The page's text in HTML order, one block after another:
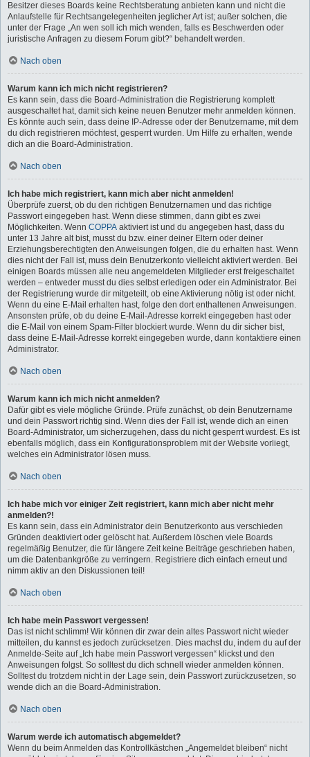
Besitzer dieses Boards keine Rechtsberatung anbieten kann und nicht die
Anlaufstelle für Rechtsangelegenheiten jeglicher Art ist; außer solchen, die
unter der Frage „An wen soll ich mich wenden, falls es Beschwerden oder
juristische Anfragen zu diesem Forum gibt?“ behandelt werden.
Nach oben
Warum kann ich mich nicht registrieren?
Es kann sein, dass die Board-Administration die Registrierung komplett
ausgeschaltet hat, damit sich keine neuen Benutzer mehr anmelden können.
Es könnte auch sein, dass deine IP-Adresse oder der Benutzername, mit dem
du dich registrieren möchtest, gesperrt wurden. Um Hilfe zu erhalten, wende
dich an die Board-Administration.
Nach oben
Ich habe mich registriert, kann mich aber nicht anmelden!
Überprüfe zuerst, ob du den richtigen Benutzernamen und das richtige
Passwort eingegeben hast. Wenn diese stimmen, dann gibt es zwei
Möglichkeiten. Wenn COPPA aktiviert ist und du angegeben hast, dass du
unter 13 Jahre alt bist, musst du bzw. einer deiner Eltern oder deiner
Erziehungsberechtigten den Anweisungen folgen, die du erhalten hast. Wenn
dies nicht der Fall ist, muss dein Benutzerkonto vielleicht aktiviert werden. Bei
einigen Boards müssen alle neu angemeldeten Mitglieder erst freigeschaltet
werden – entweder musst du dies selbst erledigen oder ein Administrator. Bei
der Registrierung wurde dir mitgeteilt, ob eine Aktivierung nötig ist oder nicht.
Wenn du eine E-Mail erhalten hast, folge den dort enthaltenen Anweisungen.
Ansonsten prüfe, ob du deine E-Mail-Adresse korrekt eingegeben hast oder
die E-Mail von einem Spam-Filter blockiert wurde. Wenn du dir sicher bist,
dass deine E-Mail-Adresse korrekt eingegeben wurde, dann kontaktiere einen
Administrator.
Nach oben
Warum kann ich mich nicht anmelden?
Dafür gibt es viele mögliche Gründe. Prüfe zunächst, ob dein Benutzername
und dein Passwort richtig sind. Wenn dies der Fall ist, wende dich an einen
Board-Administrator, um sicherzugehen, dass du nicht gesperrt wurdest. Es ist
ebenfalls möglich, dass ein Konfigurationsproblem mit der Website vorliegt,
welches ein Administrator lösen muss.
Nach oben
Ich habe mich vor einiger Zeit registriert, kann mich aber nicht mehr
anmelden?!
Es kann sein, dass ein Administrator dein Benutzerkonto aus verschieden
Gründen deaktiviert oder gelöscht hat. Außerdem löschen viele Boards
regelmäßig Benutzer, die für längere Zeit keine Beiträge geschrieben haben,
um die Datenbankgröße zu verringern. Registriere dich einfach erneut und
nimm aktiv an den Diskussionen teil!
Nach oben
Ich habe mein Passwort vergessen!
Das ist nicht schlimm! Wir können dir zwar dein altes Passwort nicht wieder
mitteilen, du kannst es jedoch zurücksetzen. Dies machst du, indem du auf der
Anmelde-Seite auf „Ich habe mein Passwort vergessen“ klickst und den
Anweisungen folgst. So solltest du dich schnell wieder anmelden können.
Solltest du trotzdem nicht in der Lage sein, dein Passwort zurückzusetzen, so
wende dich an die Board-Administration.
Nach oben
Warum werde ich automatisch abgemeldet?
Wenn du beim Anmelden das Kontrollkästchen „Angemeldet bleiben“ nicht